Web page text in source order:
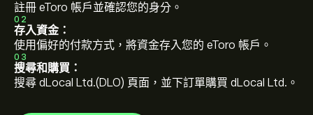
註冊 eToro 帳戶並確認您的身分。
02
存入資金：
使用偏好的付款方式，將資金存入您的 eToro 帳戶。
03
搜尋和購買：
搜尋 dLocal Ltd.(DLO) 頁面，並下訂單購買 dLocal Ltd.。